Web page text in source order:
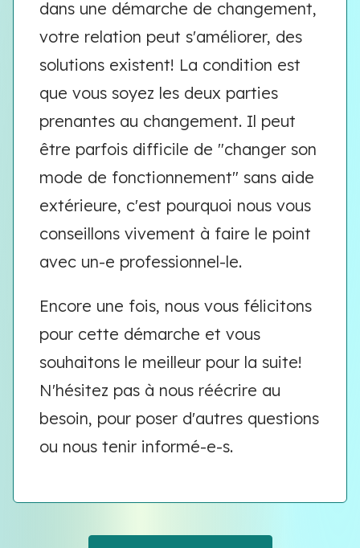
dans une démarche de changement,
votre relation peut s'améliorer, des
solutions existent! La condition est
que vous soyez les deux parties
prenantes au changement. Il peut
être parfois difficile de "changer son
mode de fonctionnement" sans aide
extérieure, c'est pourquoi nous vous
conseillons vivement à faire le point
avec un-e professionnel-le.
Encore une fois, nous vous félicitons
pour cette démarche et vous
souhaitons le meilleur pour la suite!
N'hésitez pas à nous réécrire au
besoin, pour poser d'autres questions
ou nous tenir informé-e-s.